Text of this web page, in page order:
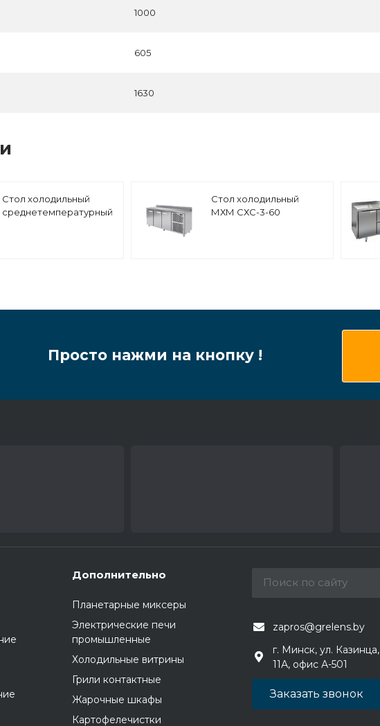
1000
605
1630
Стол холодильный
среднетемпературный
Стол холодильный
МХМ СХС-3-60
Просто нажми на кнопку !
Дополнительно
Планетарные миксеры
Электрические печи
промышленные
Холодильные витрины
Грили контактные
Жарочные шкафы
Картофелечистки
zapros@grelens.by
г. Минск, ул. Казинца,
11А, офис А-501
Заказать звонок